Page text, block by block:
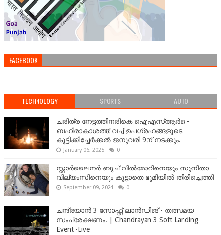
FACEBOOK
TECHNOLOGY SPORTS AUTO
ചരിത്ര നേട്ടത്തിനരികെ ഐഎസ്ആർഒ -
ബഹിരാകാശത്ത് വച്ച് ഉപഗ്രഹങ്ങളുടെ
കൂട്ടിക്കിച്ചേർക്കൽ ജനുവരി 9ന് നടക്കും.
January 06, 2025 0
സ്റ്റാർലൈനർ ബുച് വിൽമോറിനെയും സുനിതാ
വില്യംസിനെയും കൂട്ടാതെ ഭൂമിയിൽ തിരിച്ചെത്തി
September 09, 2024 0
ചന്ദ്രയാൻ 3 സോഫ്റ്റ് ലാൻഡിങ് - തത്സമയ
സംപ്രേക്ഷണം. | Chandrayan 3 Soft Landing
Event -Live